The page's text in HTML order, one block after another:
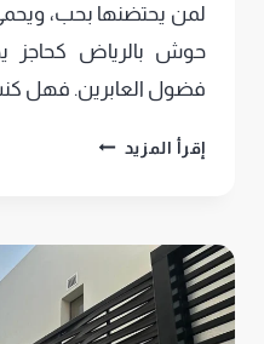
لمن يحتضنها بحب،
حوش بالرياض كحاجز
فضول العابرين. فهل
إقرأ المزيد تركيب
عمل
ساتر